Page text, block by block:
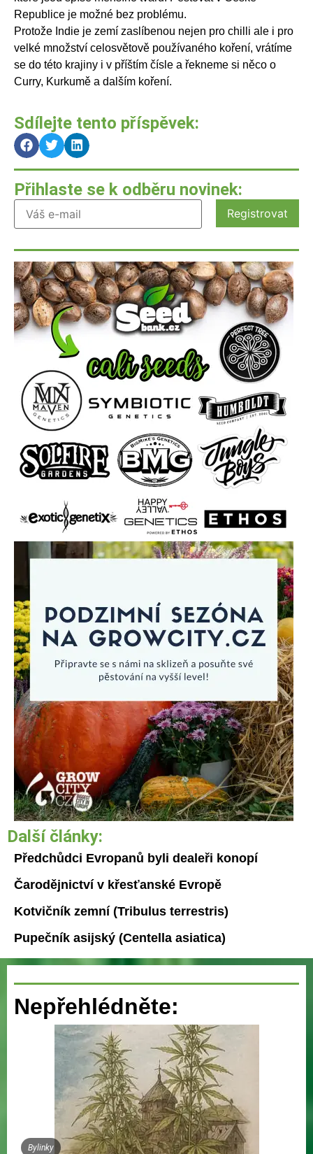
Republice je možné bez problému.
Protože Indie je zemí zaslíbenou nejen pro chilli ale i pro
velké množství celosvětově používaného koření, vrátíme
se do této krajiny i v příštím čísle a řekneme si něco o
Curry, Kurkumě a dalším koření.
Sdílejte tento příspěvek:
Přihlaste se k odběru novinek:
Další články:
Předchůdci Evropanů byli dealeři konopí
Čarodějnictví v křesťanské Evropě
Kotvičník zemní (Tribulus terrestris)
Pupečník asijský (Centella asiatica)
Nepřehlédněte:
Bylinky